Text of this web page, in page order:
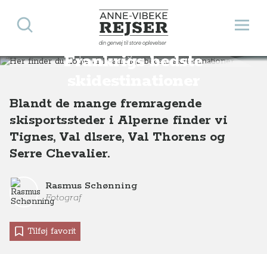
Anne-Vibeke Rejser
din genvej til store oplevelser
Åbn
Søg
Her finder du nogle af
Frankrigs bedste
Destinationer Europa Frankrig Her finder du nogle af Frankrigs bedste skidestinationer
Blandt de mange fremragende
skisportssteder i Alperne finder vi
Tignes, Val dlsere, Val Thorens og
Serre Chevalier.
Rasmus Schønning
Fotograf
Tilføj favorit